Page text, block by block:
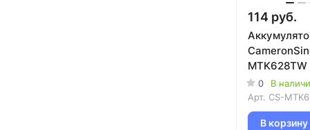
114 руб.
GP88/
Series/
0
В
Арт. CS-
В корзину